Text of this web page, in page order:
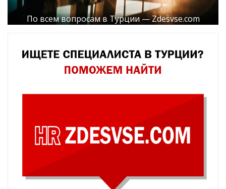
По всем вопросам в Турции — Zdesvse.com